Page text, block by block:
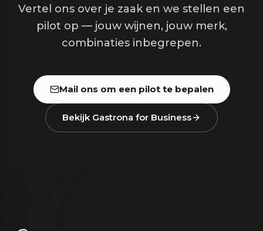
Vertel ons over je zaak en we stellen een
pilot op — jouw wijnen, jouw merk,
combinaties inbegrepen.
Mail ons om een pilot te bepalen
Bekijk Gastrona for Business